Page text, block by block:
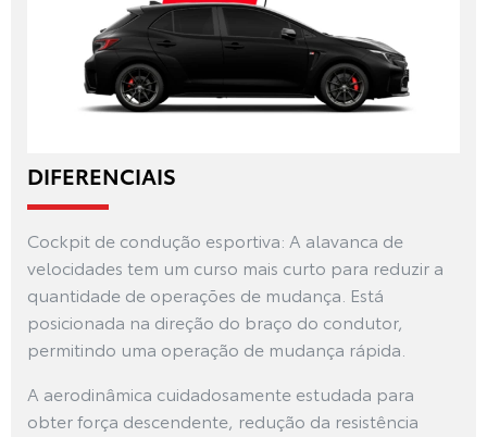
DIFERENCIAIS
Cockpit de condução esportiva: A alavanca de
velocidades tem um curso mais curto para reduzir a
quantidade de operações de mudança. Está
posicionada na direção do braço do condutor,
permitindo uma operação de mudança rápida.
A aerodinâmica cuidadosamente estudada para
obter força descendente, redução da resistência